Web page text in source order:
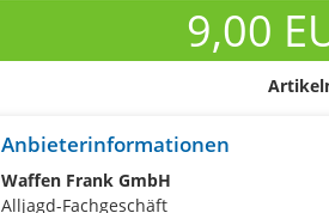
9,00
Anbieterinformationen
Waffen Frank GmbH
Alljagd-Fachgeschäft